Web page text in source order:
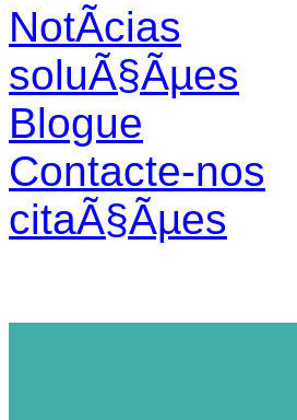
NotÃ­cias
soluÃ§Ãµes
Blogue
Contacte-nos
citaÃ§Ãµes